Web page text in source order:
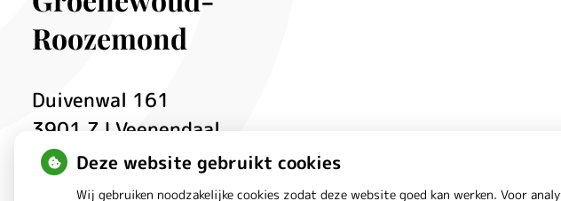
Roozemond
Duivenwal 161
3901 ZJ Veenendaal
Deze website gebruikt cookies
Wij gebruiken noodzakelijke cookies zodat deze website goed kan werken. Voor